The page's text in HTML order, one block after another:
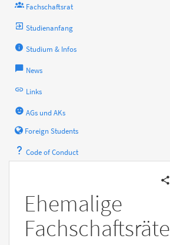
Fachschaftsrat
Studienanfang
Studium & Infos
News
Links
AGs und AKs
Foreign Students
Code of Conduct
Ehemalige
Fachschaftsräte